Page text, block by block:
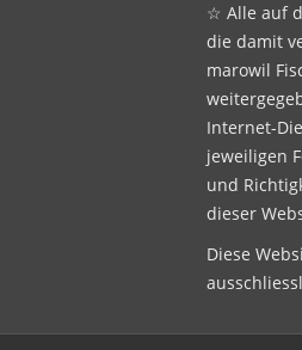
☆ Alle auf
die damit
marowil
Internet-
jeweiligen
und
dieser
Diese